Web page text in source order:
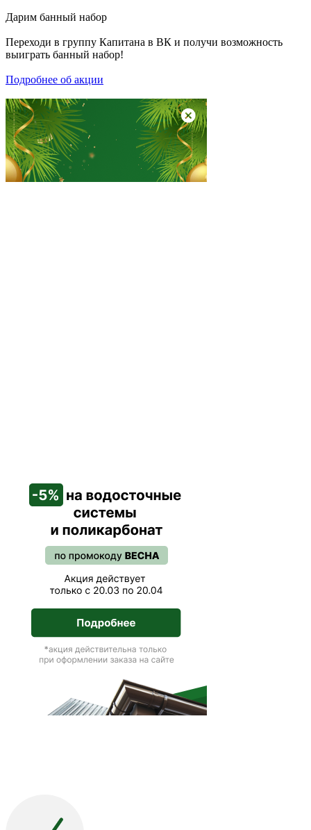
Дарим банный набор
Переходи в группу Капитана в ВК и получи возможность
выиграть банный набор!
Подробнее об акции